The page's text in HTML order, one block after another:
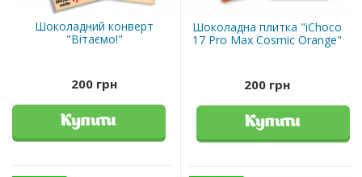
Шоколадний конверт
"Вітаємо!"
200 грн
Купити
Шоколадна плитка "iChoco
17 Pro Маx Cosmic Orange"
200 грн
Купити